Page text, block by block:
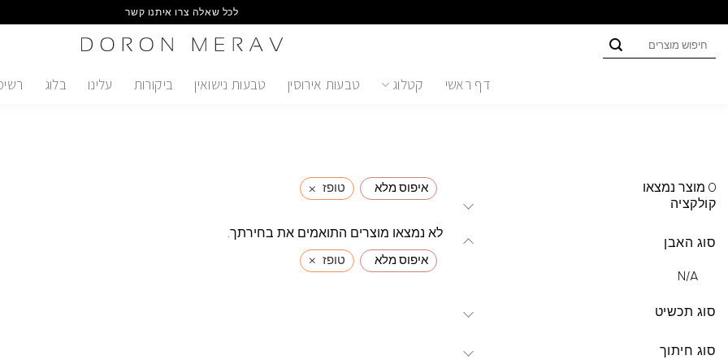
to
content
לכל שאלה צרו איתנו קשר
דף ראשי קטלוג טבעות אירוסין טבעות נישואין ביקורות עלינו בלוג
0 מוצר נמצאו
קולקציה
סוג האבן
N/A
סוג תכשיט
סוג חיתוך
איפוס מלא טופז ×
לא נמצאו מוצרים התואמים את בחירתך.
איפוס מלא טופז ×